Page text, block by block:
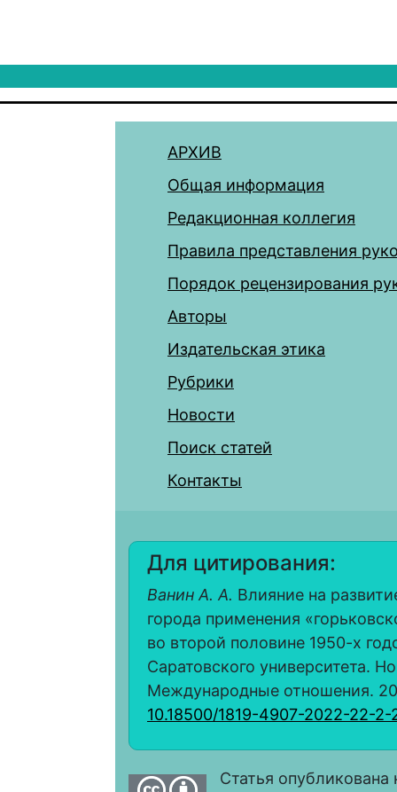
АРХИВ
Общая информация
Редакционная коллегия
Правила представления
Порядок рецензирования
Авторы
Издательская этика
Рубрики
Новости
Поиск статей
Контакты
Для цитирования:
Ванин А. А. Влияние на
города применения
во второй половине 1950-х
Саратовского университета.
Международные отношения.
10.18500/1819-4907-2022-22-2-
Статья